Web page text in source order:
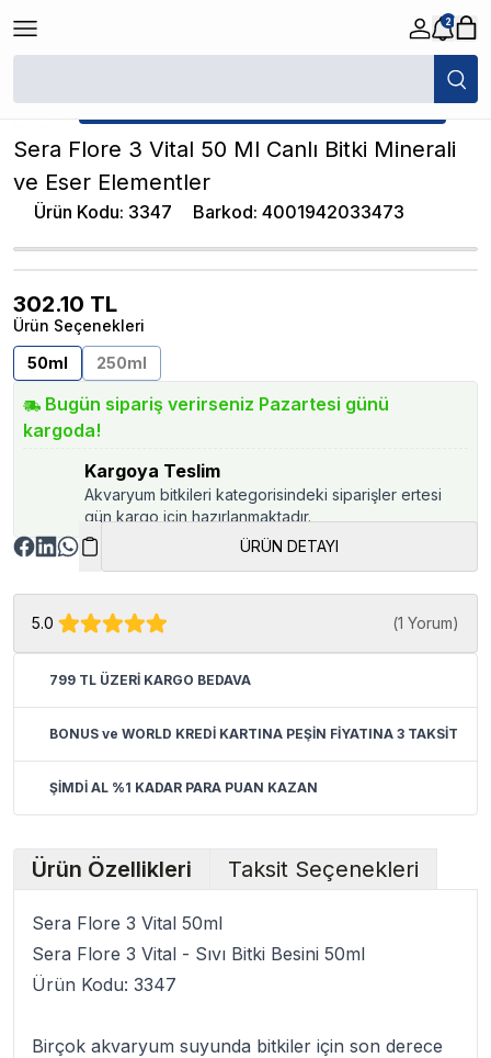
2
/ Sera Flore 3 Vital 50 Ml Canlı Bitki Minerali
★ Atakan Petshop, Sera yetkili satıcısıdır.
Sera Flore 3 Vital 50 Ml Canlı Bitki Minerali
ve Eser Elementler
Ürün Kodu: 3347 Barkod: 4001942033473
302.10 TL
Ürün Seçenekleri
50ml
250ml
Bugün sipariş verirseniz Pazartesi günü
kargoda!
Kargoya Teslim
Akvaryum bitkileri kategorisindeki siparişler ertesi
gün kargo için hazırlanmaktadır.
ÜRÜN DETAYI
5.0 (1 Yorum)
799 TL ÜZERİ KARGO BEDAVA
BONUS ve WORLD KREDİ KARTINA PEŞİN FİYATINA 3 TAKSİT
ŞİMDİ AL %1 KADAR PARA PUAN KAZAN
Ürün Özellikleri Taksit Seçenekleri
Sera Flore 3 Vital 50ml
Sera Flore 3 Vital - Sıvı Bitki Besini 50ml
Ürün Kodu: 3347
Birçok akvaryum suyunda bitkiler için son derece